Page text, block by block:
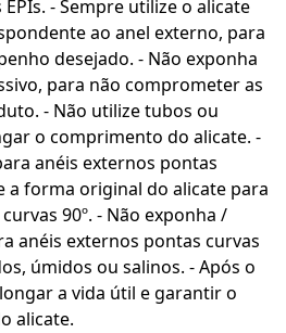
- Sempre utilize o alicate
ao anel externo, para
desejado. - Não exponha
para não comprometer as
- Não utilize tubos ou
o comprimento do alicate. -
anéis externos pontas
a forma original do alicate para
90º. - Não exponha /
anéis externos pontas curvas
úmidos ou salinos. - Após o
a vida útil e garantir o
alicate.